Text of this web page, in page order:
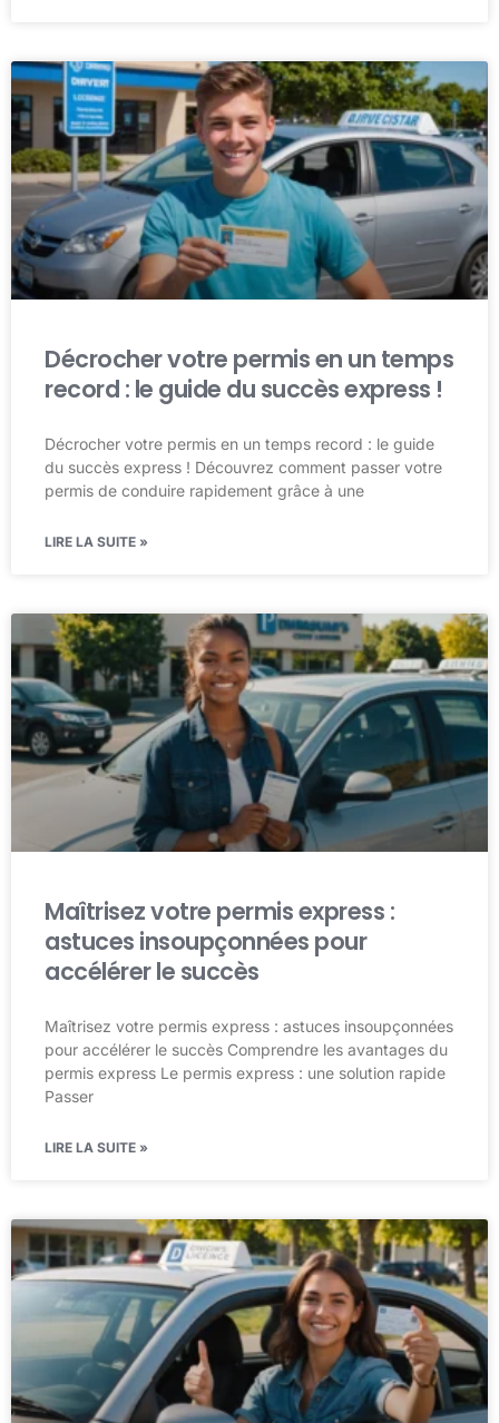
Décrocher votre permis en un temps
record : le guide du succès express !
Décrocher votre permis en un temps record : le guide
du succès express ! Découvrez comment passer votre
permis de conduire rapidement grâce à une
LIRE LA SUITE »
Maîtrisez votre permis express :
astuces insoupçonnées pour
accélérer le succès
Maîtrisez votre permis express : astuces insoupçonnées
pour accélérer le succès Comprendre les avantages du
permis express Le permis express : une solution rapide
Passer
LIRE LA SUITE »